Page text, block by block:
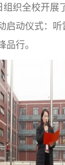
组织全校开展
启动仪式：
品行。